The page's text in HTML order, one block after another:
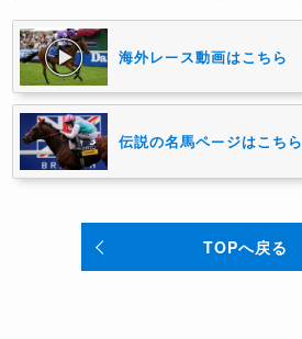
海外レース動画はこちら
伝説の名馬ページはこちら
TOPへ戻る